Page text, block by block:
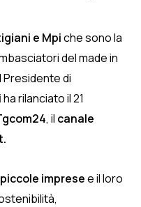
giani e Mpiche sono la
del made in
Presidente di
ha rilanciato il 21
, il canale
impresee il loro